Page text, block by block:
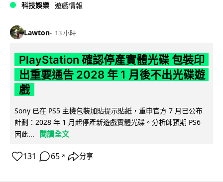
科技娛樂 遊戲情報
Lawton 13 小時
PlayStation 確認停產實體光碟 包裝印
出重要通告 2028 年 1 月後不出光碟遊
戲
Sony 已在 PS5 主機包裝加貼提示貼紙，重申官方 7 月已公布
計劃：2028 年 1 月起停產新遊戲實體光碟。分析師預期 PS6
因此...
閱讀全文
131 65 ↗ 分享